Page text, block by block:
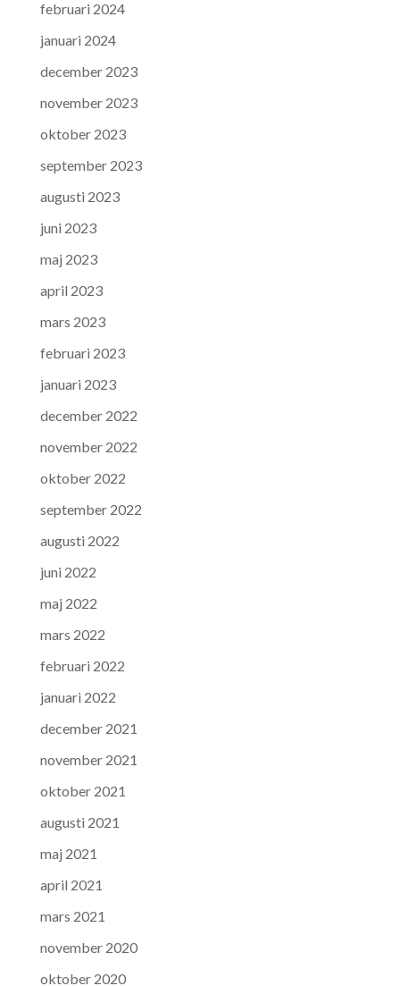
februari 2024
januari 2024
december 2023
november 2023
oktober 2023
september 2023
augusti 2023
juni 2023
maj 2023
april 2023
mars 2023
februari 2023
januari 2023
december 2022
november 2022
oktober 2022
september 2022
augusti 2022
juni 2022
maj 2022
mars 2022
februari 2022
januari 2022
december 2021
november 2021
oktober 2021
augusti 2021
maj 2021
april 2021
mars 2021
november 2020
oktober 2020